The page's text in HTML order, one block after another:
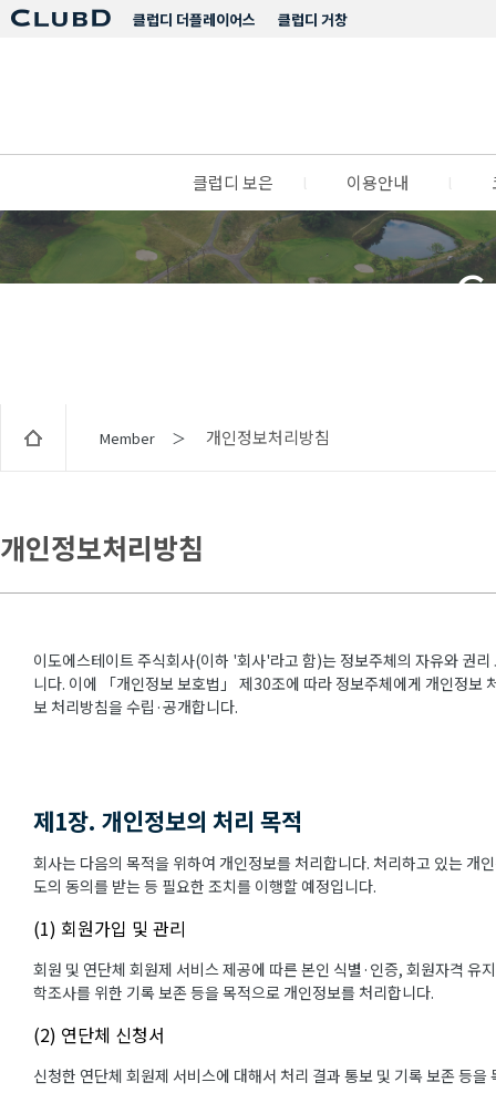
클럽디 거창
클럽디 더플레이어스
클럽디 보은 이용안내
Member ＞ 개인정보처리방침
개인정보처리방침
이도에스테이트 주식회사(이하 '회사'라고 함)는 정보주체의 자유와 권
니다. 이에 「개인정보 보호법」 제30조에 따라 정보주체에게 개인정보
보 처리방침을 수립·공개합니다.
제1장. 개인정보의 처리 목적
회사는 다음의 목적을 위하여 개인정보를 처리합니다. 처리하고 있는
도의 동의를 받는 등 필요한 조치를 이행할 예정입니다.
(1) 회원가입 및 관리
회원 및 연단체 회원제 서비스 제공에 따른 본인 식별·인증, 회원자격
학조사를 위한 기록 보존 등을 목적으로 개인정보를 처리합니다.
(2) 연단체 신청서
신청한 연단체 회원제 서비스에 대해서 처리 결과 통보 및 기록 보존 등